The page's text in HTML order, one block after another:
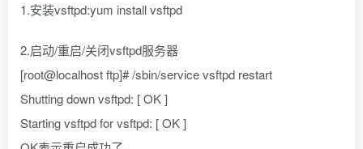
1.安装vsftpd:yum install vsftpd
2.启动/重启/关闭vsftpd服务器
[root@localhost ftp]# /sbin/service vsftpd restart
Shutting down vsftpd: [ OK ]
Starting vsftpd for vsftpd: [ OK ]